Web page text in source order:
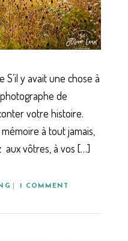
S’il y avait une chose à
de
votre histoire.
à tout jamais,
aux vôtres, à vos […]
1 COMMENT